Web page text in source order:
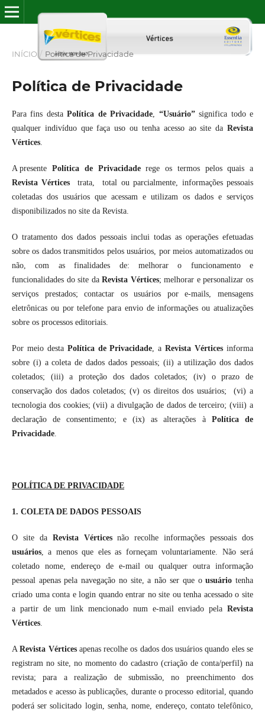
INÍCIO / Política de Privacidade
Política de Privacidade
Para fins destaPolítica de Privacidade “Usuário”significa todo e
qualquer indivíduo que faça uso ou tenha acesso ao site daRevista
Vértices.
A presentePolítica de Privacidaderege os termos pelos quais a
Revista Vértices
trata, total ou parcialmente, informações pessoais
coletadas dos usuários que acessam e utilizam os dados e serviços
disponibilizados no site da Revista.
O tratamento dos dados pessoais inclui todas as operações efetuadas
sobre os dados transmitidos pelos usuários, por meios automatizados ou
não, com as finalidades de: melhorar o funcionamento e
funcionalidades do site daRevista Vértices; melhorar e personalizar os
serviços prestados; contactar os usuários por e-mails, mensagens
eletrônicas ou por telefone para envio de informações ou atualizações
sobre os processos editoriais.
Por meio desta Política de Privacidade, aRevista Vértices informa
sobre (i) a coleta de dados dados pessoais; (ii) a utilização dos dados
coletados; (iii) a proteção dos dados coletados; (iv) o prazo de
conservação dos dados coletados; (v) os direitos dos usuários; (vi) a
tecnologia dos cookies; (vii) a divulgação de dados de terceiro; (viii) a
declaração de consentimento; e (ix) as alterações à Política de
Privacidade.
POLÍTICA DE PRIVACIDADE
1. COLETA DE DADOS PESSOAIS
O site da Revista Vérticesnão recolhe informações pessoais dos
usuários, a menos que eles as forneçam voluntariamente. Não será
coletado nome, endereço de e-mail ou qualquer outra informação
pessoal apenas pela navegação no site, a não ser que ousuário tenha
criado uma conta e login quando entrar no site ou tenha acessado o site
a partir de um link mencionado num e-mail enviado pelaRevista
Vértices.
ARevista Vérticesapenas recolhe os dados dos usuários quando eles se
registram no site, no momento do cadastro (criação de conta/perfil) na
revista; para a realização de submissão, no preenchimento dos
metadados e acesso às publicações, durante o processo editorial, quando
poderá ser solicitado login, senha, nome, endereço, contato telefônico,